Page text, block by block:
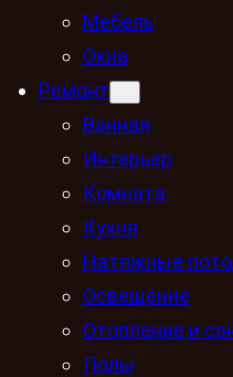
Мебель
Окна
Ремонт
Ванная
Интерьер
Комната
Кухня
Натяжные
Освещение
Отопление и
Полы